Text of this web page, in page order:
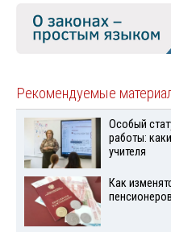
Рекомендуемые
Особый
работы:
учителя
Как